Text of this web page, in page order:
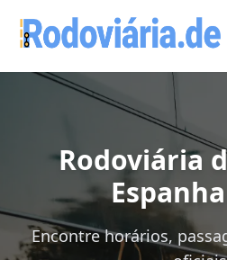
Rodoviária
Encontre horários,